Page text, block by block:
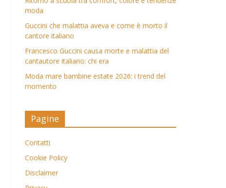
moda
Guccini che malattia aveva e come è morto il
cantore italiano
Francesco Guccini causa morte e malattia del
cantautore italiano: chi era
Moda mare bambine estate 2026: i trend del
momento
Pagine
Contatti
Cookie Policy
Disclaimer